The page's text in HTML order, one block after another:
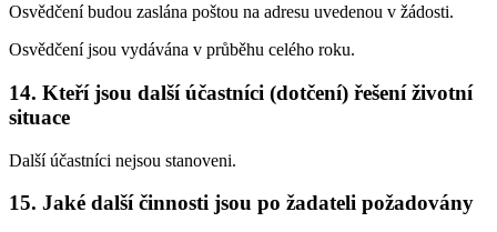
Osvědčení budou zaslána poštou na adresu uvedenou v žádosti.
Osvědčení jsou vydávána v průběhu celého roku.
14. Kteří jsou další účastníci (dotčení) řešení životní
situace
Další účastníci nejsou stanoveni.
15. Jaké další činnosti jsou po žadateli požadovány